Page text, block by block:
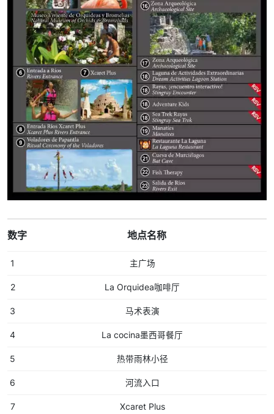
数字 地点名称
1 主广场
2 La Orquidea咖啡厅
3 马术表演
4 La cocina墨西哥餐厅
5 热带雨林小径
6 河流入口
7 Xcaret Plus